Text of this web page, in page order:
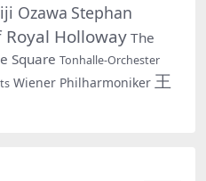
Ozawa Stephan
HollowayThe
Square Tonhalle-Orchester
Wiener Philharmoniker 王